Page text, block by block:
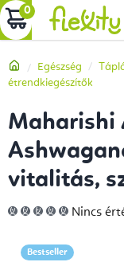
Ugrás
a
tartalomhoz
KOSÁR
Kezdőlap
Egészség
étrendkiegészítők
Maharishi
vitalitás,
A
termék
5-
ből
Nincs
Bestseller